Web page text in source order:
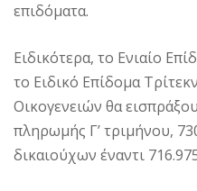
επιδόματα.
Ειδικότερα, το Ενιαίο
το Ειδικό Επίδομα
Οικογενειών θα
πληρωμής Γ’ τριμήνου,
δικαιούχων έναντι